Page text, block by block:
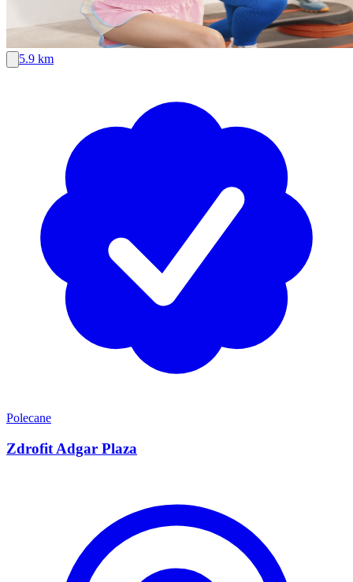
5.9 km
Polecane
Zdrofit Adgar Plaza